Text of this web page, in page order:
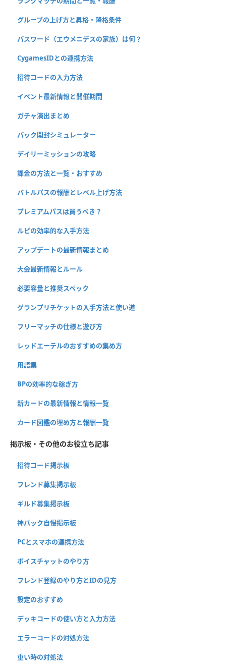
グループの上げ方と昇格・降格条件
パスワード（エウメニデスの家族）は何？
CygamesIDとの連携方法
招待コードの入力方法
イベント最新情報と開催期間
ガチャ演出まとめ
パック開封シミュレーター
デイリーミッションの攻略
課金の方法と一覧・おすすめ
バトルパスの報酬とレベル上げ方法
プレミアムパスは買うべき？
ルピの効率的な入手方法
アップデートの最新情報まとめ
大会最新情報とルール
必要容量と推奨スペック
グランプリチケットの入手方法と使い道
フリーマッチの仕様と遊び方
レッドエーテルのおすすめの集め方
用語集
BPの効率的な稼ぎ方
新カードの最新情報と情報一覧
カード図鑑の埋め方と報酬一覧
掲示板・その他のお役立ち記事
招待コード掲示板
フレンド募集掲示板
ギルド募集掲示板
神パック自慢掲示板
PCとスマホの連携方法
ボイスチャットのやり方
フレンド登録のやり方とIDの見方
設定のおすすめ
デッキコードの使い方と入力方法
エラーコードの対処方法
重い時の対処法